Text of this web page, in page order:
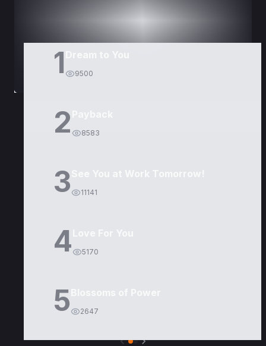
1 9500
2 8583
3 11141
4 5170
5 2647